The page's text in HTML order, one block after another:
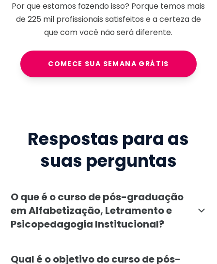
Por que estamos fazendo isso? Porque temos mais
de225 milprofissionais satisfeitos e a certeza de
que com você não será diferente.
COMECE SUA SEMANA GRÁTIS
Respostas para as
suas perguntas
O que é o curso de pós-graduação
em Alfabetização, Letramento e
Psicopedagogia Institucional?
Qual é o objetivo do curso de pós-